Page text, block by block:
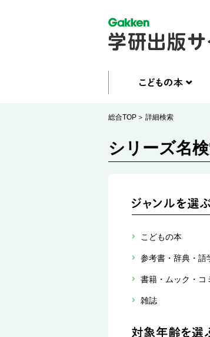
総合TOP 詳細検索
シリーズ名
こどもの本
参考書・辞典・語
書籍・ムック・コ
雑誌